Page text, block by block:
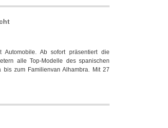
Ab sofort präsentiert die
alle Top-Modelle des spanischen
zum Familienvan Alhambra. Mit 27